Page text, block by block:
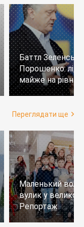
Баттл
Порошенко:
майже на
тих, хто не
Переглядати ще
Маленький
вулик у
Репортаж